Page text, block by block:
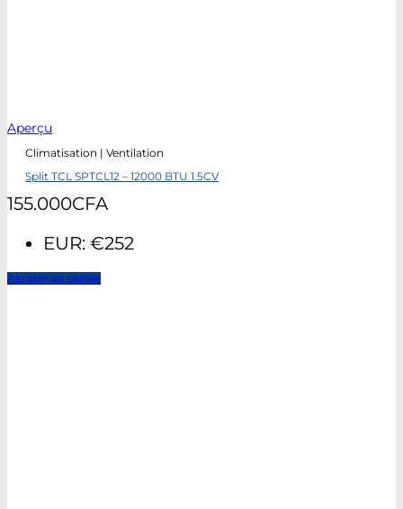
Aperçu
Climatisation | Ventilation
Split TCL SPTCL12 – 12000 BTU 1.5CV
155.000CFA
EUR: €252
Ajouter au panier